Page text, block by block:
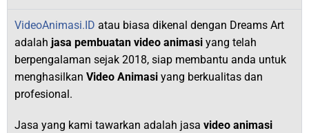
VideoAnimasi.ID atau biasa dikenal dengan Dreams Art
adalah jasa pembuatan video animasi yang telah
berpengalaman sejak 2018, siap membantu anda untuk
menghasilkan Video Animasi yang berkualitas dan
profesional.
Jasa yang kami tawarkan adalah jasa video animasi